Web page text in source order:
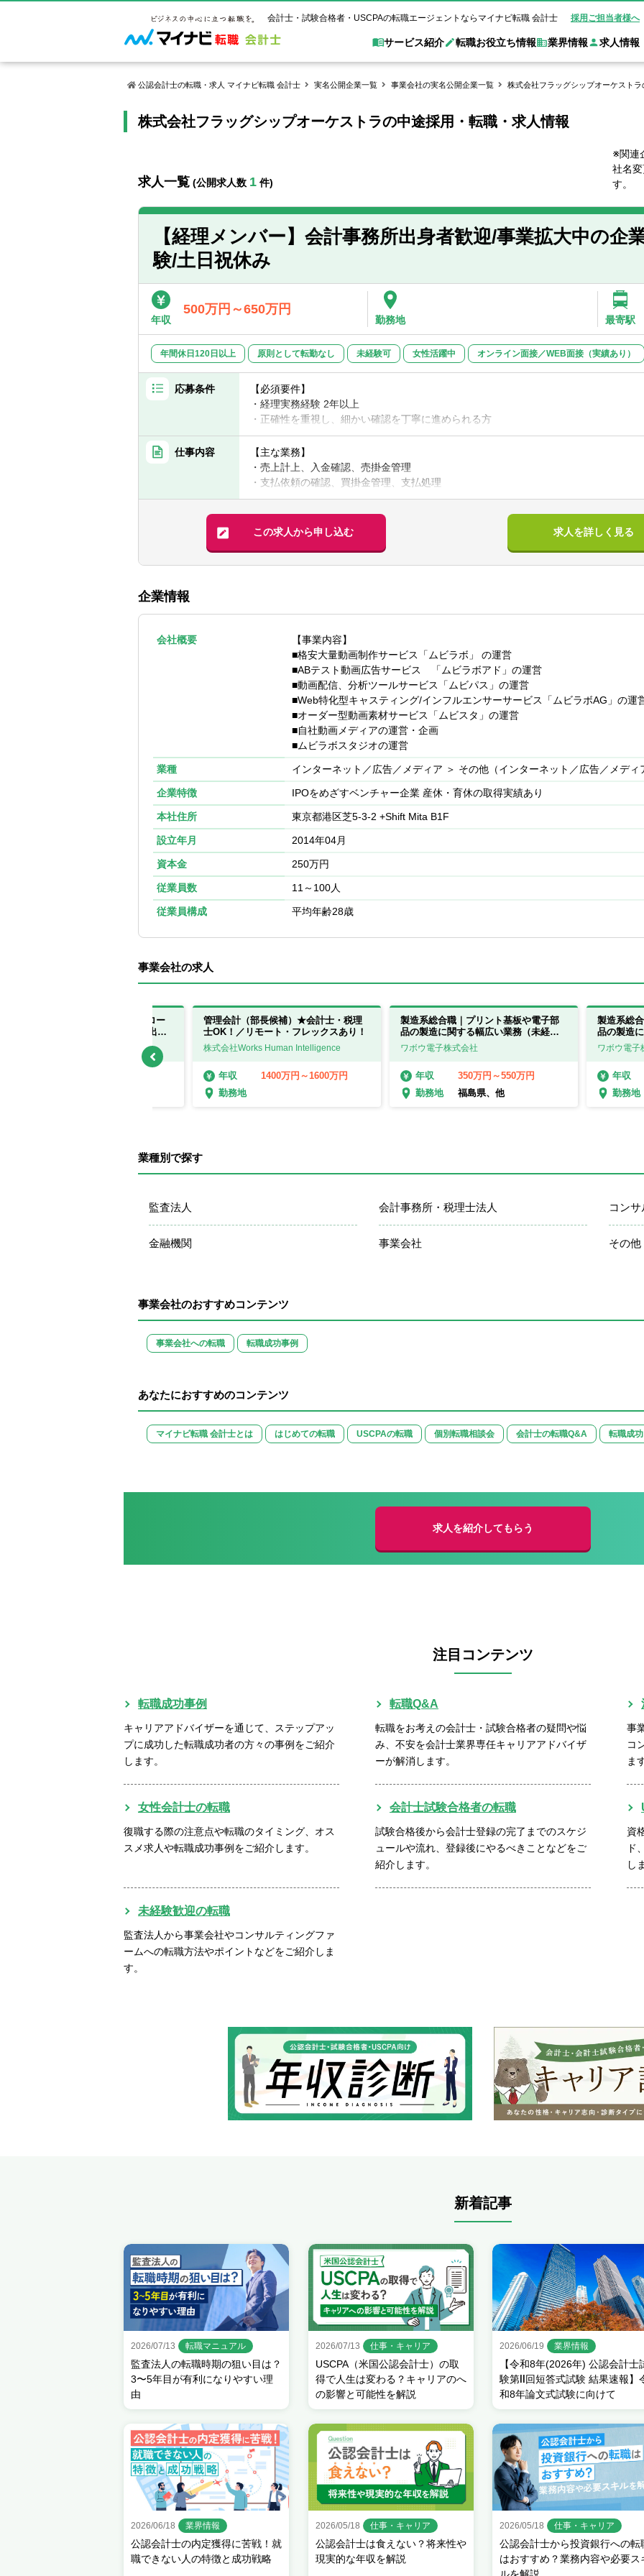
会計士・試験合格者・USCPAの転職エージェントならマイナビ転職 会計士 採用ご担当者様へ
サービス紹介
サービス紹介
マイナビ転職 会計士とは？ Web面談サービス
アク
転職お役立ち情報
転職お役立ち情報
ご状況別転職ガイド
はじめての転職の方へ
2回目以降の転職の方へ 未経験分野への転職
転職活動お役
転職お役立ち情報
会計士・試験合
WEB面接完全ガ
業界情報
業界情報
会計士試験情報
試験科目一覧
試験合格後の流れ
業界トピックス
監査法人
求人情報
求人情報
保有資格別求人情報
公認会計士試験合格
USCPA（米国公認会計士）
業界別求人情報
コンサルティングファー
ム
金融機関
事業会社
公認会計士の転職・求人 マイナビ転職 会計士 実名公開企業一覧 事業会社の実名公開企業一覧 株式会社フラッグシップオーケスト
株式会社フラッグシップオーケストラの中途採用・転職・求人情報
求人一覧 (公開求人数 1 件)
※関連
社名
す。
【経理メンバー】会計事務所出身者歓迎/事業拡大中の企
験/土日祝休み
年収
500万円～650万円
勤務地 最寄駅
年間休日120日以上 原則として転勤なし 未経験可 女性活躍中 オンライン面接／WEB面接（実績あり）
応募条件
【必須要件】
・経理実務経験 2年以上
・正確性を重視し、細かい確認を丁寧に進められる方
・社内メンバーと円滑にコミュニケーションを取りながら業務を進められる
【歓迎要件】
・上場企業、もしくは上場準備企業での経理経験
・会計ソフト、経費精算システム、稟議システム等の利用経験
・業務フロー整備、マニュアル作成、仕組み化の経験
・ベンチャー企業や成長フェーズ企業での就業経験
仕事内容
【主な業務】
・売上計上、入金確認、売掛金管理
・支払依頼の確認、買掛金管理、支払処理
・経費精算の確認、会計システムへの入力
・仕訳計上、証憑整理、月次決算補助
・各部門との確認・コミュニケーション（売上計上、原価、案件別の数字確認な
【将来的にお任せしたいこと】
・月次決算の主担当業務
・年次決算業務
・決算早期化に向けた業務改善
・経理フローの標準化・マニュアル化
・予実管理や管理会計のサポート
・監査・金融機関・内部統制対応の補助
この求人から申し込む 求人を詳しく見る
企業情報
会社概要
【事業内容】
■格安大量動画制作サービス「ムビラボ」 の運営
■ABテスト動画広告サービス 「ムビラボアド」の運営
■動画配信、分析ツールサービス「ムビパス」の運営
■Web特化型キャスティング/インフルエンサーサービス「ムビラボAG」の運
■オーダー型動画素材サービス「ムビスタ」の運営
■自社動画メディアの運営・企画
■ムビラボスタジオの運営
業種 インターネット／広告／メディア ＞ その他（インターネット／広告／メディ
企業特徴 IPOをめざすベンチャー企業 産休・育休の取得実績あり
本社住所 東京都港区芝5-3-2 +Shift Mita B1F
設立年月 2014年04月
資本金 250万円
従業員数 11～100人
従業員構成 平均年齢28歳
事業会社の求人
【経理（マネジメント候補）】グロー
ス上場/リモートワーク週2日/時差出勤
管理会計（部長候補）★会計士・税理
士OK！／リモート・フレックスあり！
株式会社Works Human Intelligence
年収
1400万円～1600万円
勤務地
製造系総合職｜プリント基板や電子部
品の製造に関する幅広い業務（未経験
可）【福島県・滋賀県】
ワボウ電子株式会社
年収
350万円～550万円
勤務地
福島県、他
製造系総
品の製造
可）【福
ワボウ電子
年収
勤務地
業種別で探す
監査法人 会計事務所・税理士法人 コン
金融機関 事業会社 その他
事業会社のおすすめコンテンツ
事業会社への転職 転職成功事例
あなたにおすすめのコンテンツ
マイナビ転職 会計士とは はじめての転職 USCPAの転職 個別転職相談会 会計士の転職Q&A 転職成
求人を紹介してもらう
注目コンテンツ
転職成功事例
キャリアアドバイザーを通じて、ステップアッ
プに成功した転職成功者の方々の事例をご紹介
します。
転職Q&A
転職をお考えの会計士・試験合格者の疑問や悩
み、不安を会計士業界専任キャリアアドバイザ
ーが解消します。
事
コ
ま
女性会計士の転職
復職する際の注意点や転職のタイミング、オス
スメ求人や転職成功事例をご紹介します。
会計士試験合格者の転職
試験合格後から会計士登録の完了までのスケジ
ュールや流れ、登録後にやるべきことなどをご
紹介します。
資
ド
し
未経験歓迎の転職
監査法人から事業会社やコンサルティングファ
ームへの転職方法やポイントなどをご紹介しま
す。
新着記事
2026/07/13 転職マニュアル
監査法人の転職時期の狙い目は？
3〜5年目が有利になりやすい理
由
2026/07/13 仕事・キャリア
USCPA（米国公認会計士）の取
得で人生は変わる？キャリアのへ
の影響と可能性を解説
2026/06/19 業界情報
【令和8年(2026年) 公認会計士
験第Ⅱ回短答式試験 結果速報】
和8年論文式試験に向けて
2026/06/18 業界情報
公認会計士の内定獲得に苦戦！就
職できない人の特徴と成功戦略
2026/05/18 仕事・キャリア
公認会計士は食えない？将来性や
現実的な年収を解説
2026/05/18 仕事・キャリア
公認会計士から投資銀行への転
はおすすめ？業務内容や必要ス